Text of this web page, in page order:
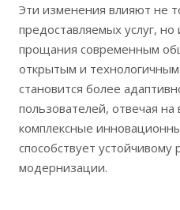
Эти изменения влияют не
предоставляемых услуг,
прощания современным
открытым и
становится более
пользователей, отвечая
комплексные
способствует
модернизации.